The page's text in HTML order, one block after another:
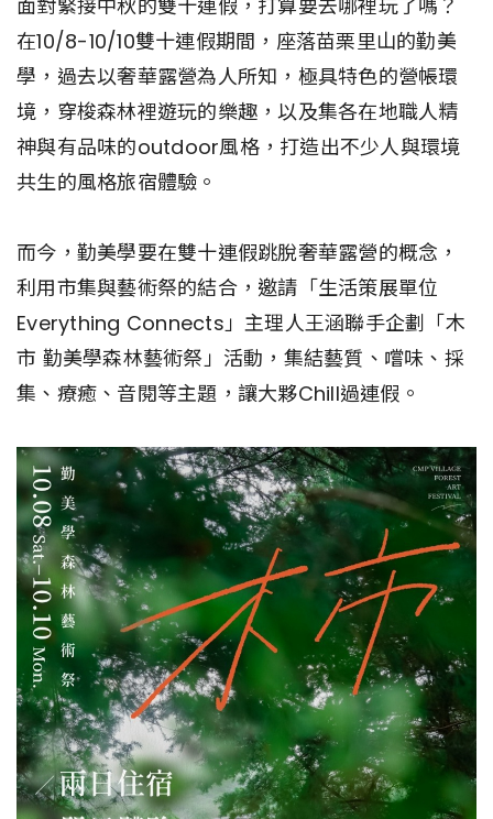
面對緊接中秋的雙十連假，打算要去哪裡玩了嗎？
在10/8-10/10雙十連假期間，座落苗栗里山的勤美
學，過去以奢華露營為人所知，極具特色的營帳環
境，穿梭森林裡遊玩的樂趣，以及集各在地職人精
神與有品味的outdoor風格，打造出不少人與環境
共生的風格旅宿體驗。
而今，勤美學要在雙十連假跳脫奢華露營的概念，
利用市集與藝術祭的結合，邀請「生活策展單位
Everything Connects」主理人王涵聯手企劃「木
市 勤美學森林藝術祭」活動，集結藝質、嚐味、採
集、療癒、音閱等主題，讓大夥Chill過連假。